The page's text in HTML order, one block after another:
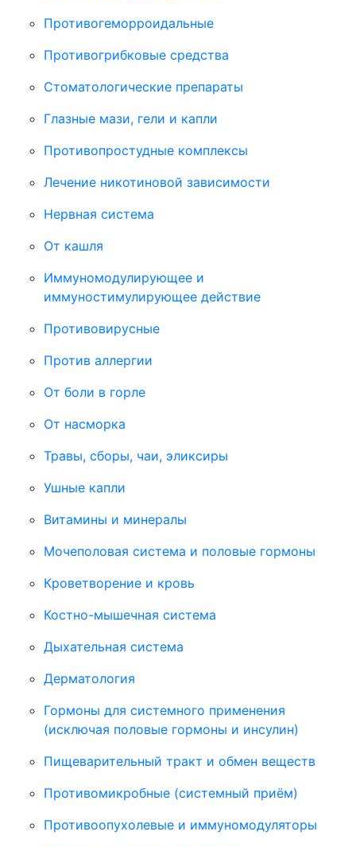
Противогеморроидальные
Противогрибковые средства
Стоматологические препараты
Глазные мази, гели и капли
Противопростудные комплексы
Лечение никотиновой зависимости
Нервная система
От кашля
Иммуномодулирующее и
иммуностимулирующее действие
Противовирусные
Против аллергии
От боли в горле
От насморка
Травы, сборы, чаи, эликсиры
Ушные капли
Витамины и минералы
Мочеполовая система и половые гормоны
Кроветворение и кровь
Костно-мышечная система
Дыхательная система
Дерматология
Гормоны для системного применения
(исключая половые гормоны и инсулин)
Пищеварительный тракт и обмен веществ
Противомикробные (системный приём)
Противоопухолевые и иммуномодуляторы